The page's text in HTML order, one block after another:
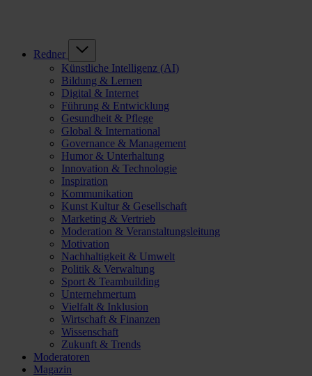
Redner
Künstliche Intelligenz (AI)
Bildung & Lernen
Digital & Internet
Führung & Entwicklung
Gesundheit & Pflege
Global & International
Governance & Management
Humor & Unterhaltung
Innovation & Technologie
Inspiration
Kommunikation
Kunst Kultur & Gesellschaft
Marketing & Vertrieb
Moderation & Veranstaltungsleitung
Motivation
Nachhaltigkeit & Umwelt
Politik & Verwaltung
Sport & Teambuilding
Unternehmertum
Vielfalt & Inklusion
Wirtschaft & Finanzen
Wissenschaft
Zukunft & Trends
Moderatoren
Magazin